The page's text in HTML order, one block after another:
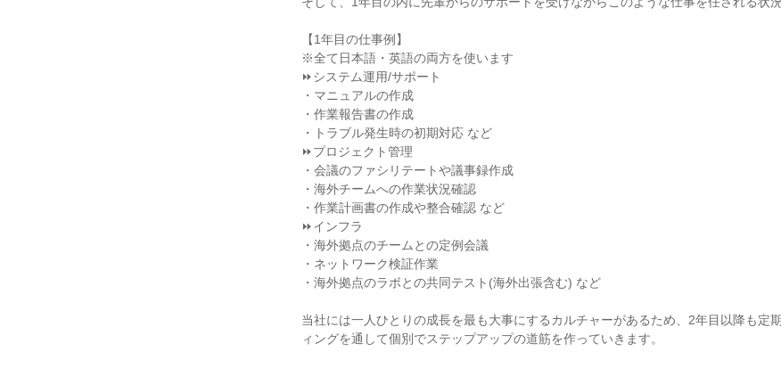
【1年目の仕事例】
※全て日本語・英語の両方を使います
⏩システム運用/サポート
・マニュアルの作成
・作業報告書の作成
・トラブル発生時の初期対応 など
⏩プロジェクト管理
・会議のファシリテートや議事録作成
・海外チームへの作業状況確認
・作業計画書の作成や整合確認 など
⏩インフラ
・海外拠点のチームとの定例会議
・ネットワーク検証作業
・海外拠点のラボとの共同テスト(海外出張含む) など
当社には一人ひとりの成長を最も大事にするカルチャーがあるため、2年目以降も定
ィングを通して個別でステップアップの道筋を作っていきます。